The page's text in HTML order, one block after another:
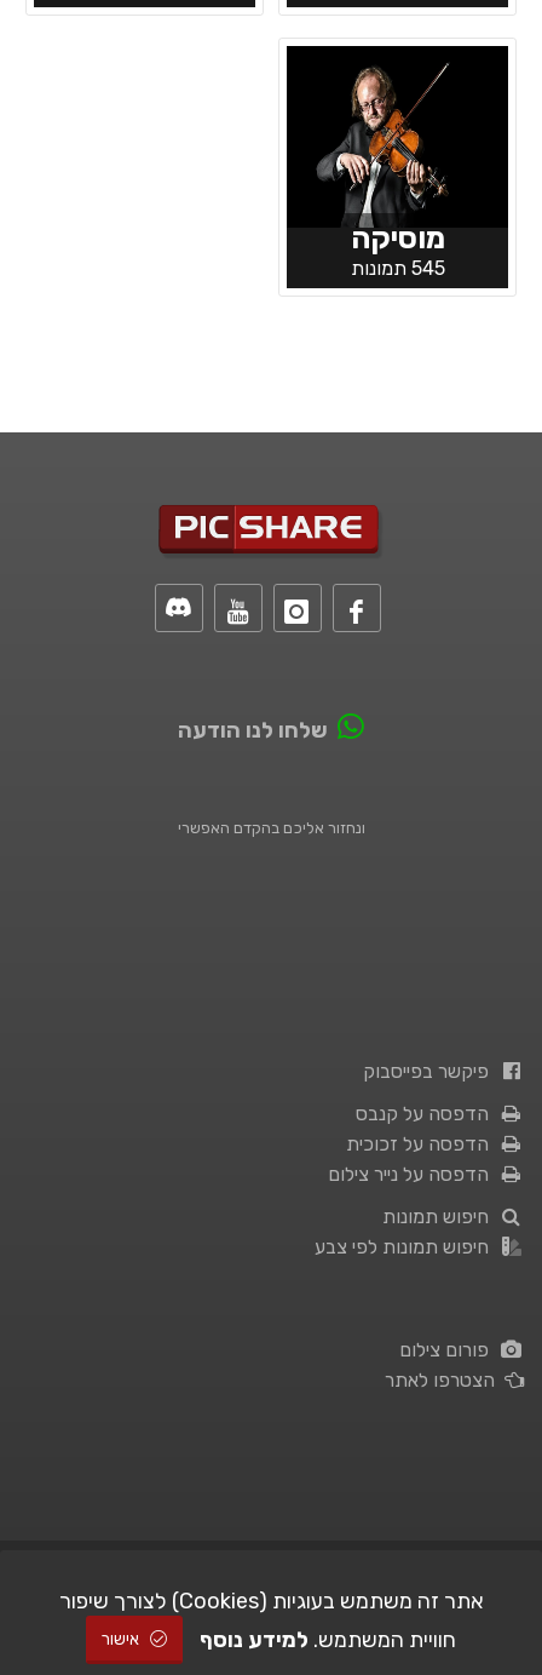
מוסיקה
545 תמונות
שלחו לנו הודעה
ונחזור אליכם בהקדם האפשרי
פיקשר בפייסבוק
הדפסה על קנבס
הדפסה על זכוכית
הדפסה על נייר צילום
חיפוש תמונות
חיפוש תמונות לפי צבע
פורום צילום
הצטרפו לאתר
© All Rights Reserved | STUDIO101| Picshare.co.il - כל הזכויות שמורות
אתר זה משתמש בעוגיות (Cookies) לצורך שיפור
חוויית המשתמש. למידע נוסף